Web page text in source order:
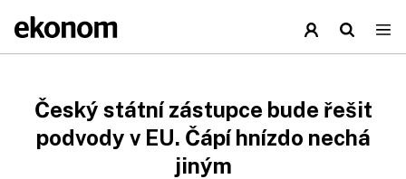
Český státní zástupce bude řešit
podvody v EU. Čápí hnízdo nechá
jiným